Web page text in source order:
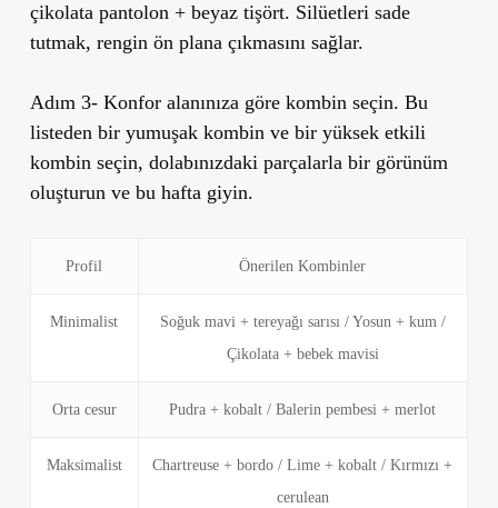
çikolata pantolon + beyaz tişört. Silüetleri sade
tutmak, rengin ön plana çıkmasını sağlar.
Adım 3- Konfor alanınıza göre kombin seçin. Bu
listeden bir yumuşak kombin ve bir yüksek etkili
kombin seçin, dolabınızdaki parçalarla bir görünüm
oluşturun ve bu hafta giyin.
Profil Önerilen Kombinler
Minimalist
Soğuk mavi + tereyağı sarısı / Yosun + kum /
Çikolata + bebek mavisi
Orta cesur Pudra + kobalt / Balerin pembesi + merlot
Maksimalist
Chartreuse + bordo / Lime + kobalt / Kırmızı +
cerulean